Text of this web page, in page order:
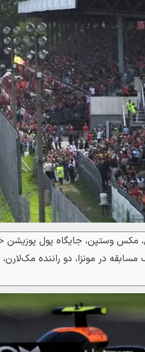
مکس وستپن، جایگاه پول پوزیشن
در مونزا، دو راننده